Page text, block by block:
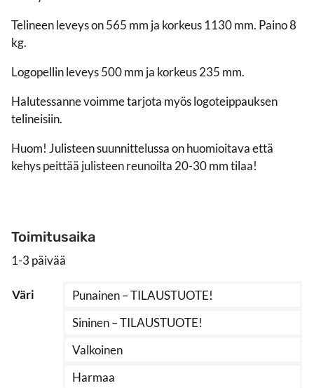
Telineen leveys on 565 mm ja korkeus 1130 mm. Paino 8
kg.
Logopellin leveys 500 mm ja korkeus 235 mm.
Halutessanne voimme tarjota myös logoteippauksen
telineisiin.
Huom! Julisteen suunnittelussa on huomioitava että
kehys peittää julisteen reunoilta 20-30 mm tilaa!
Toimitusaika
1-3 päivää
Väri
Punainen – TILAUSTUOTE!
Sininen – TILAUSTUOTE!
Valkoinen
Harmaa